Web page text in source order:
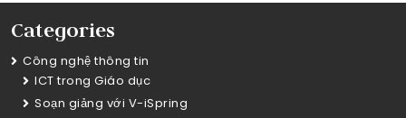
Categories
Công nghệ thông tin
ICT trong Giáo dục
Soạn giảng với V-iSpring